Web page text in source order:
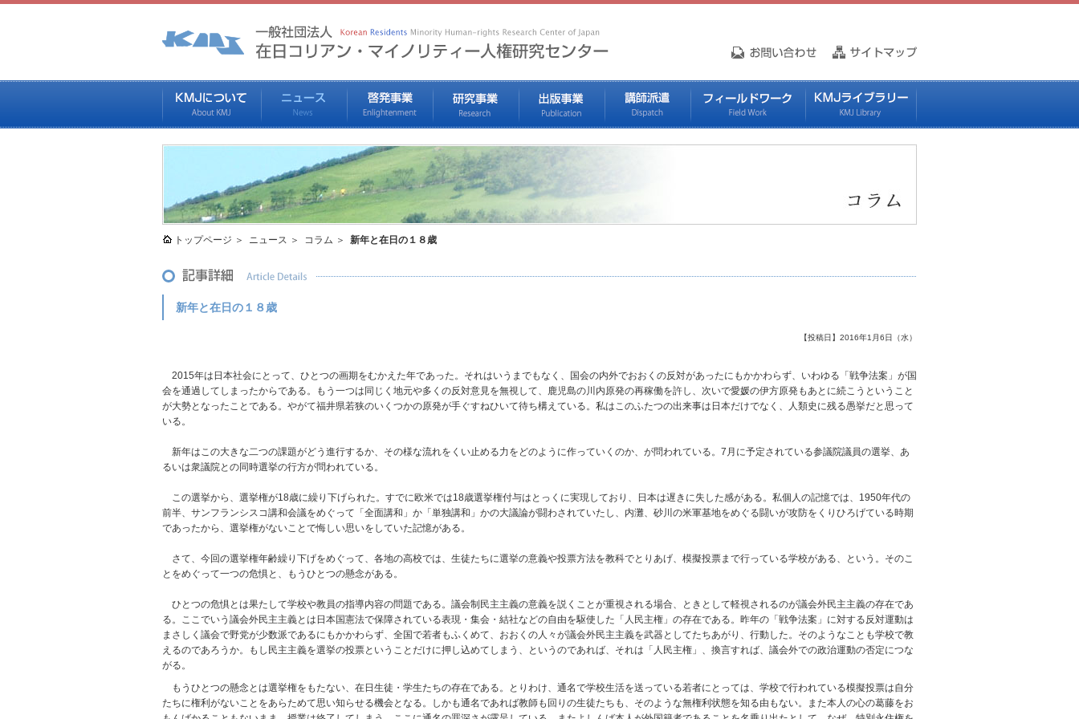
トップページ ニュース コラム 新年と在日の１８歳
新年と在日の１８歳
【投稿日】2016年1月6日（水）
2015年は日本社会にとって、ひとつの画期をむかえた年であった。それはいうまでもなく、国会の内外でおおくの反対があったにもかかわらず、いわゆる「戦争法案」が国
会を通過してしまったからである。もう一つは同じく地元や多くの反対意見を無視して、鹿児島の川内原発の再稼働を許し、次いで愛媛の伊方原発もあとに続こうということ
が大勢となったことである。やがて福井県若狭のいくつかの原発が手ぐすねひいて待ち構えている。私はこのふたつの出来事は日本だけでなく、人類史に残る愚挙だと思って
いる。
新年はこの大きな二つの課題がどう進行するか、その様な流れをくい止める力をどのように作っていくのか、が問われている。7月に予定されている参議院議員の選挙、あ
るいは衆議院との同時選挙の行方が問われている。
この選挙から、選挙権が18歳に繰り下げられた。すでに欧米では18歳選挙権付与はとっくに実現しており、日本は遅きに失した感がある。私個人の記憶では、1950年代の
前半、サンフランシスコ講和会議をめぐって「全面講和」か「単独講和」かの大議論が闘わされていたし、内灘、砂川の米軍基地をめぐる闘いが攻防をくりひろげている時期
であったから、選挙権がないことで悔しい思いをしていた記憶がある。
さて、今回の選挙権年齢繰り下げをめぐって、各地の高校では、生徒たちに選挙の意義や投票方法を教科でとりあげ、模擬投票まで行っている学校がある、という。そのこ
とをめぐって一つの危惧と、もうひとつの懸念がある。
ひとつの危惧とは果たして学校や教員の指導内容の問題である。議会制民主主義の意義を説くことが重視される場合、ときとして軽視されるのが議会外民主主義の存在であ
る。ここでいう議会外民主主義とは日本国憲法で保障されている表現・集会・結社などの自由を駆使した「人民主権」の存在である。昨年の「戦争法案」に対する反対運動は
まさしく議会で野党が少数派であるにもかかわらず、全国で若者もふくめて、おおくの人々が議会外民主主義を武器としてたちあがり、行動した。そのようなことも学校で教
えるのであろうか。もし民主主義を選挙の投票ということだけに押し込めてしまう、というのであれば、それは「人民主権」、換言すれば、議会外での政治運動の否定につな
がる。
もうひとつの懸念とは選挙権をもたない、在日生徒・学生たちの存在である。とりわけ、通名で学校生活を送っている若者にとっては、学校で行われている模擬投票は自分
たちに権利がないことをあらためて思い知らせる機会となる。しかも通名であれば教師も回りの生徒たちも、そのような無権利状態を知る由もない。また本人の心の葛藤をお